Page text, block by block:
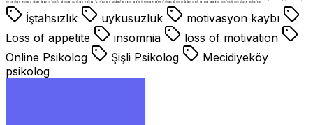
Sinop, Sivas, Tekirdağ, Tokat, Trabzon, Tunceli, Şanlıurfa, Uşak, Van, Yozgat, Zonguldak, Aksaray, Bayburt, Karaman, Kırıkkale, Batman, Şırnak, Bartın, Ardahan, Iğdır, Yalova, Karabük, Kilis, Osmaniye, Düzce, psikolog
İştahsızlık uykusuzluk
motivasyon kaybı
Loss of appetite
insomnia
loss of motivation
Online Psikolog
Şişli Psikolog
Mecidiyeköy
psikolog